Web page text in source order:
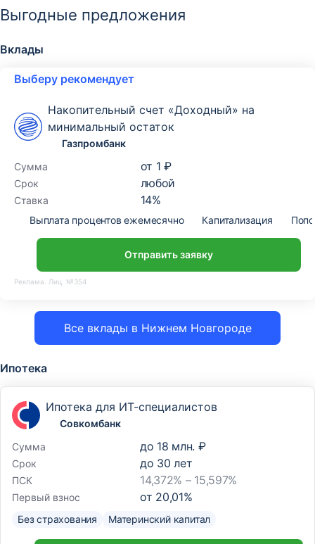
Выгодные предложения
Вклады
Все вклады в Нижнем Новгороде
Выберу рекомендует
Накопительный счет «Доходный» на
минимальный остаток
Газпромбанк
Сумма
от 1 ₽
Срок любой
Ставка 14%
Выплата процентов ежемесячно Капитализация
Отправить заявку
Реклама. Лиц. №354
Ипотека
Ипотека для ИТ-специалистов
Совкомбанк
Сумма
до 18 млн. ₽
Срок до 30 лет
ПСК 14,372% – 15,597%
Первый взнос от 20,01%
Без страхования Материнский капитал